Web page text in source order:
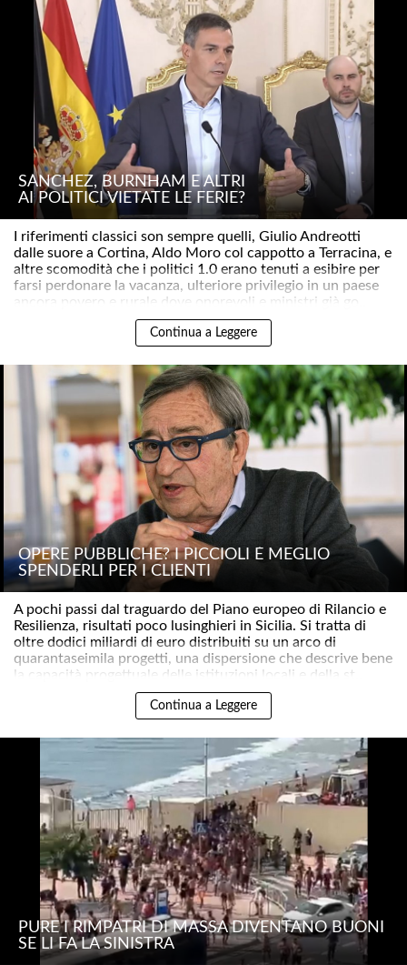
SÁNCHEZ, BURNHAM E ALTRI
AI POLITICI VIETATE LE FERIE?
I riferimenti classici son sempre quelli, Giulio Andreotti
dalle suore a Cortina, Aldo Moro col cappotto a Terracina, e
altre scomodità che i politici 1.0 erano tenuti a esibire per
farsi perdonare la vacanza, ulteriore privilegio in un paese
ancora povero e rurale dove onorevoli e ministri già go..
Continua a Leggere
OPERE PUBBLICHE? I PICCIOLI È MEGLIO
SPENDERLI PER I CLIENTI
A pochi passi dal traguardo del Piano europeo di Rilancio e
Resilienza, risultati poco lusinghieri in Sicilia. Si tratta di
oltre dodici miliardi di euro distribuiti su un arco di
quarantaseimila progetti, una dispersione che descrive bene
la capacità progettuale delle istituzioni locali e della st..
Continua a Leggere
PURE I RIMPATRI DI MASSA DIVENTANO BUONI
SE LI FA LA SINISTRA